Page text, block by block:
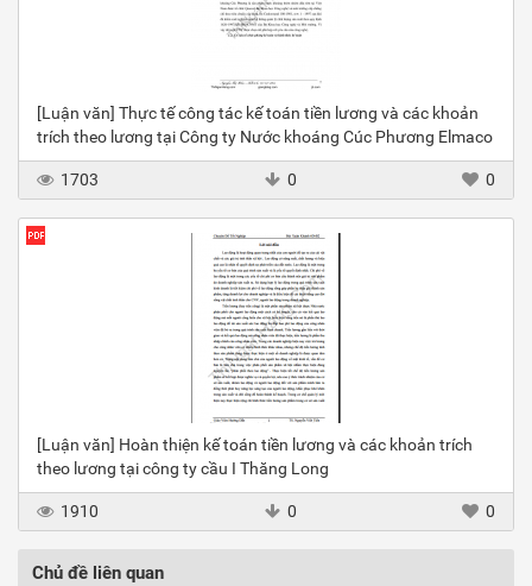
[Luận văn] Thực tế công tác kế toán tiền lương và các khoản
trích theo lương tại Công ty Nước khoáng Cúc Phương Elmaco
1703 0 0
[Luận văn] Hoàn thiện kế toán tiền lương và các khoản trích
theo lương tại công ty cầu I Thăng Long
1910 0 0
Chủ đề liên quan